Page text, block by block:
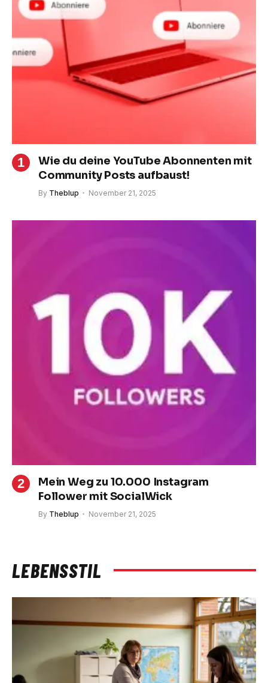
Wie du deine YouTube Abonnenten mit
Community Posts aufbaust!
By Theblup November 21, 2025
Mein Weg zu 10.000 Instagram
Follower mit SocialWick
By Theblup November 21, 2025
LEBENSSTIL